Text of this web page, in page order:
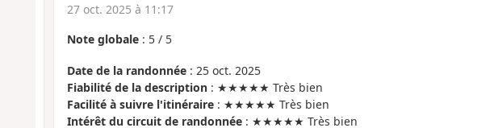
27 oct. 2025 à 11:17
Note globale: 5/ 5
Date de la randonnée: 25 oct. 2025
Fiabilité de la description: ★★★★★ Très bien
Facilité à suivre l'itinéraire: ★★★★★ Très bien
Intérêt du circuit de randonnée: ★★★★★ Très bien